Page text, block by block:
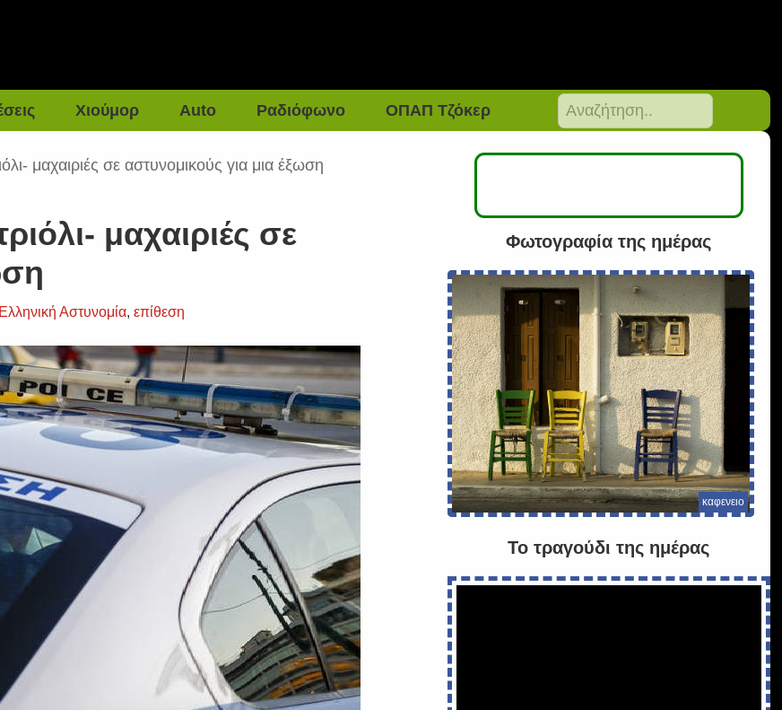
Χιούμορ Auto Ραδιόφωνο ΟΠΑΠ Τζόκερ
μαχαιριές σε αστυνομικούς για μια έξωση
μαχαιριές σε
Ελληνική Αστυνομία,επίθεση
Φωτογραφία της ημέρας
καφενειο
Το τραγούδι της ημέρας